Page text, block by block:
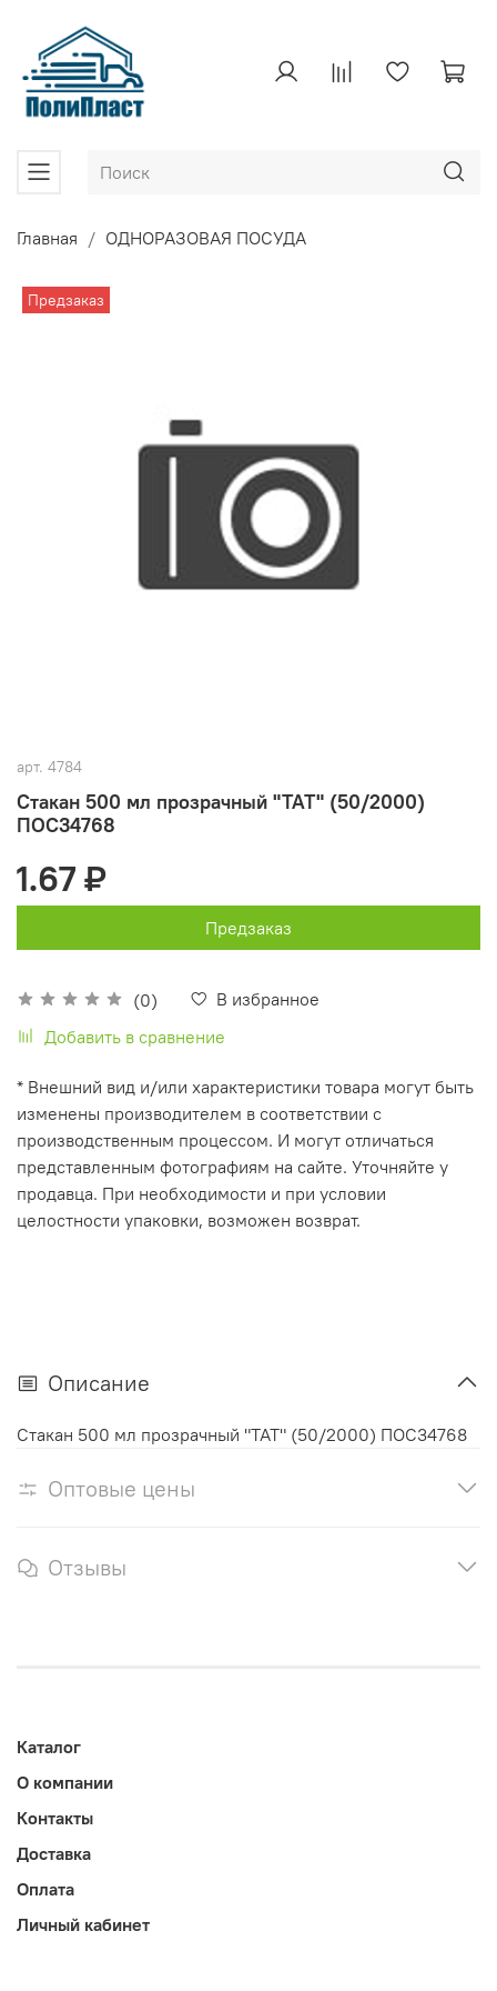
Главная ОДНОРАЗОВАЯ ПОСУДА
Предзаказ
арт. 4784
Стакан 500 мл прозрачный "ТАТ" (50/2000)
ПОС34768
(0)
В избранное
Добавить в сравнение
1.67 ₽
Предзаказ
* Внешний вид и/или характеристики товара могут быть
изменены производителем в соответствии с
производственным процессом. И могут отличаться
представленным фотографиям на сайте. Уточняйте у
продавца. При необходимости и при условии
целостности упаковки, возможен возврат.
Описание
Стакан 500 мл прозрачный "ТАТ" (50/2000) ПОС34768
Оптовые цены
Отзывы
Каталог
О компании
Контакты
Доставка
Оплата
Личный кабинет